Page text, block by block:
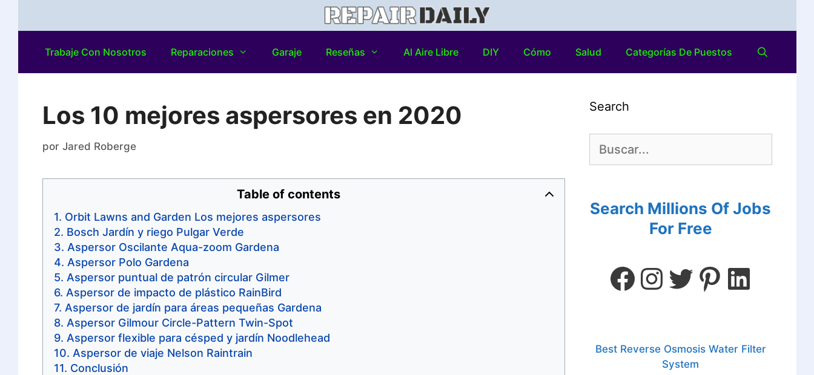
Trabaje Con Nosotros Reparaciones Garaje Reseñas Al Aire Libre DIY Cómo Salud Categorías De Puestos
Los 10 mejores aspersores en 2020
por Jared Roberge
Table of contents
Orbit Lawns and Garden Los mejores aspersores
Bosch Jardín y riego Pulgar Verde
Aspersor Oscilante Aqua-zoom Gardena
Aspersor Polo Gardena
Aspersor puntual de patrón circular Gilmer
Aspersor de impacto de plástico RainBird
Aspersor de jardín para áreas pequeñas Gardena
Aspersor Gilmour Circle-Pattern Twin-Spot
Aspersor flexible para césped y jardín Noodlehead
Aspersor de viaje Nelson Raintrain
Conclusión
Search
Search Millions Of Jobs
For Free
Best Reverse Osmosis Water Filter
System